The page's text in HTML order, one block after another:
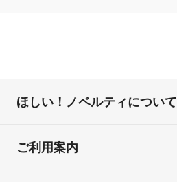
ほしい！ノベルティについて
ご利用案内